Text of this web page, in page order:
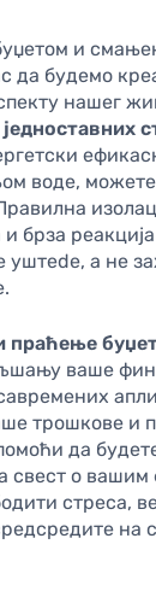
и
да будемо
нашег
воде, можете
брза
а не
праћење
ваше
трошкове и
да
свест о
стреса,
на